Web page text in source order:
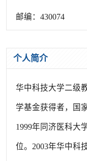
邮编： 430074
个人简介
华中科技大学二级
学基金获得者，国
1999年同济医科大
位。2003年华中科